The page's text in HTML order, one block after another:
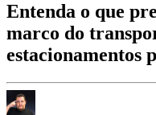
Entenda o que
marco do
estacionamentos